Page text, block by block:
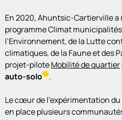
En 2020, Ahuntsic-Cartierville
programme Climat
l’Environnement, de la Lutte
climatiques, de la Faune et des
projet-piloteMobilité de quartier
auto-solo
.
Le cœur de l’expérimentation
en place plusieurs